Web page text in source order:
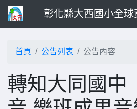
彰化縣大西國小全球
首頁 公告列表 公告內容
轉知大同國中